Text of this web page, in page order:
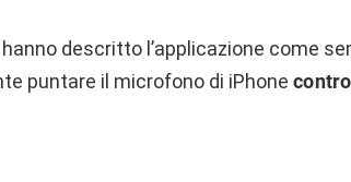
descritto l’applicazione come
puntare il microfono di iPhone